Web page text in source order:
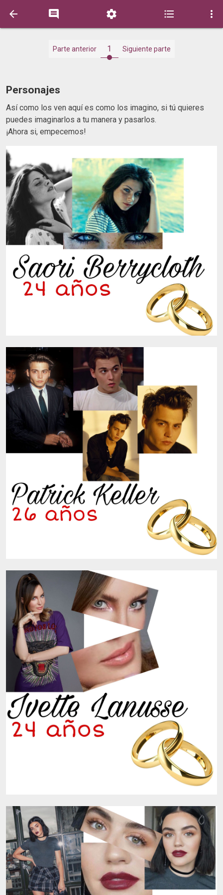
    
Parte anterior 1 Siguiente parte
Personajes
Así como los ven aquí es como los imagino, si tú quieres
puedes imaginarlos a tu manera y pasarlos.
¡Ahora si, empecemos!